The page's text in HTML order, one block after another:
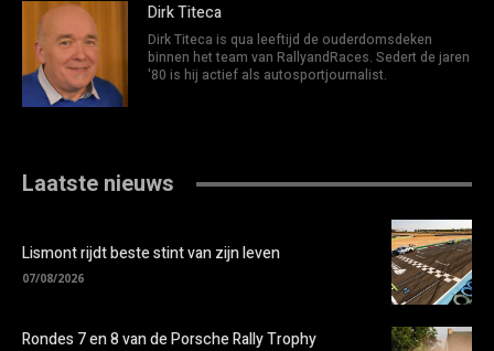
Dirk Titeca
Dirk Titeca is qua leeftijd de ouderdomsdeken
binnen het team van RallyandRaces. Sedert de jaren
'80 is hij actief als autosportjournalist.
Laatste nieuws
Lismont rijdt beste stint van zijn leven
07/08/2026
Rondes 7 en 8 van de Porsche Rally Trophy